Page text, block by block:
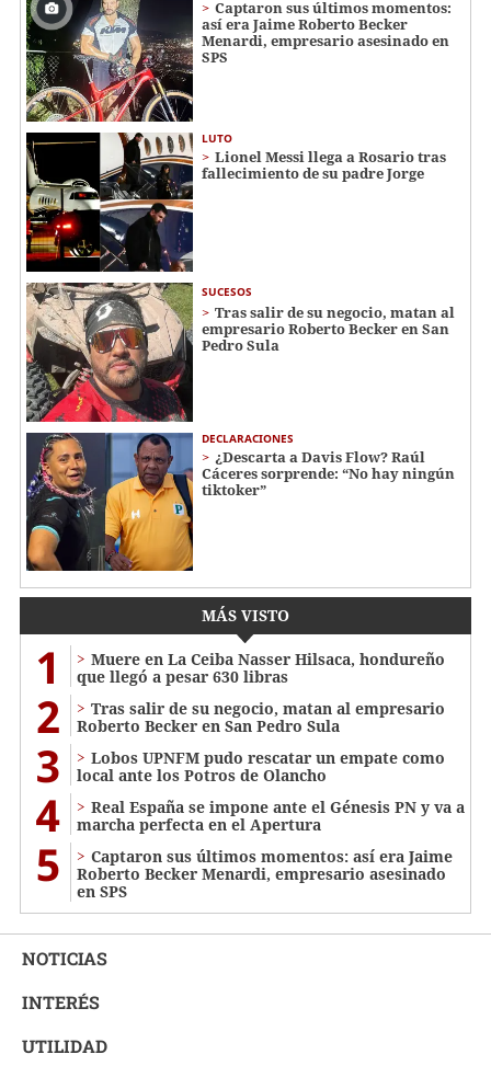
Captaron sus últimos momentos:
así era Jaime Roberto Becker
Menardi​​​, empresario asesinado en
SPS
LUTO
Lionel Messi llega a Rosario tras
fallecimiento de su padre Jorge
SUCESOS
Tras salir de su negocio, matan al
empresario Roberto Becker en San
Pedro Sula
DECLARACIONES
¿Descarta a Davis Flow? Raúl
Cáceres sorprende: “No hay ningún
tiktoker”
MÁS VISTO
1
Muere en La Ceiba Nasser Hilsaca, hondureño
que llegó a pesar 630 libras
2
Tras salir de su negocio, matan al empresario
Roberto Becker en San Pedro Sula
3
Lobos UPNFM pudo rescatar un empate como
local ante los Potros de Olancho
4
Real España se impone ante el Génesis PN y va a
marcha perfecta en el Apertura
5
Captaron sus últimos momentos: así era Jaime
Roberto Becker Menardi​​​, empresario asesinado
en SPS
NOTICIAS
INTERÉS
UTILIDAD